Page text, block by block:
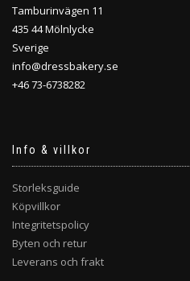
Tamburinvägen 11
435 44 Mölnlycke
Sverige
info@dressbakery.se
+46 73-6738282
Info & villkor
Storleksguide
Köpvillkor
Integritetspolicy
Byten och retur
Leverans och frakt